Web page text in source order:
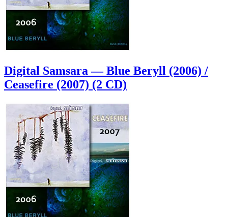
Digital Samsara — Blue Beryll (2006) /
Ceasefire (2007) (2 CD)